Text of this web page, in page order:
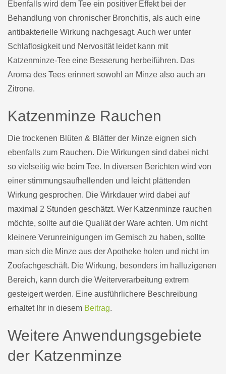
Ebenfalls wird dem Tee ein positiver Effekt bei der
Behandlung von chronischer Bronchitis, als auch eine
antibakterielle Wirkung nachgesagt. Auch wer unter
Schlaflosigkeit und Nervosität leidet kann mit
Katzenminze-Tee eine Besserung herbeiführen. Das
Aroma des Tees erinnert sowohl an Minze also auch an
Zitrone.
Katzenminze Rauchen
Die trockenen Blüten & Blätter der Minze eignen sich
ebenfalls zum Rauchen. Die Wirkungen sind dabei nicht
so vielseitig wie beim Tee. In diversen Berichten wird von
einer stimmungsaufhellenden und leicht plättenden
Wirkung gesprochen. Die Wirkdauer wird dabei auf
maximal 2 Stunden geschätzt. Wer Katzenminze rauchen
möchte, sollte auf die Qualiät der Ware achten. Um nicht
kleinere Verunreinigungen im Gemisch zu haben, sollte
man sich die Minze aus der Apotheke holen und nicht im
Zoofachgeschäft. Die Wirkung, besonders im halluzigenen
Bereich, kann durch die Weiterverarbeitung extrem
gesteigert werden. Eine ausführlichere Beschreibung
erhaltet Ihr in diesem Beitrag.
Weitere Anwendungsgebiete
der Katzenminze